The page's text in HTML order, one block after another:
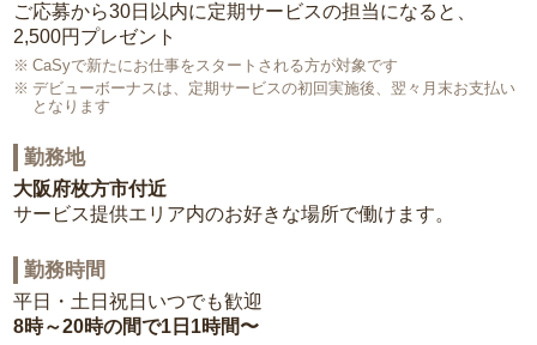
ご応募から30日以内に定期サービスの担当になると、
2,500円プレゼント
CaSyで新たにお仕事をスタートされる方が対象です
デビューボーナスは、定期サービスの初回実施後、翌々月末お支払い
となります
勤務地
大阪府枚方市付近
サービス提供エリア内のお好きな場所で働けます。
勤務時間
平日・土日祝日いつでも歓迎
8時～20時の間で1日1時間〜